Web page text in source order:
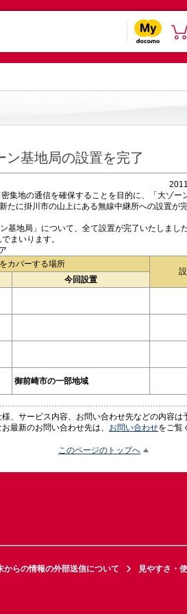
ン基地局の設置を完了
集地の通信を確保することを目的に、「大ゾー
に掛川市の山上にある無線中継所への設置が
基地局」について、全て設置が完了いたしました
まいります。
カバーする場所
今回設置
御前崎市の一部地域
、サービス内容、お問い合わせ先などの内容は
最新のお問い合わせ先は、 お問い合わせをご覧
このページのトップへ
からの情報の外部送信について
見やすさ・